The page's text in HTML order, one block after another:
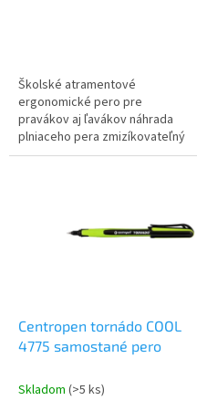
Školské atramentové
ergonomické pero pre
pravákov aj ľavákov náhrada
plniaceho pera zmizíkovateľný
atrament obsah atramentu
Centropen tornádo COOL
4775 samostané pero
Skladom (>5 ks)